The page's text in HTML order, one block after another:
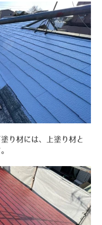
り材には、上塗り材と